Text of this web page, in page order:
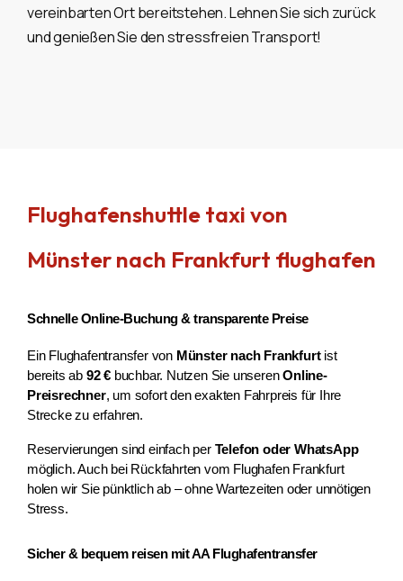
vereinbarten Ort bereitstehen. Lehnen Sie sich zurück
und genießen Sie den stressfreien Transport!
Flughafenshuttle taxi von
Münster nach Frankfurt flughafen
Schnelle Online-Buchung & transparente Preise
Ein Flughafentransfer von Münster nach Frankfurt ist
bereits ab 92 € buchbar. Nutzen Sie unseren Online-
Preisrechner, um sofort den exakten Fahrpreis für Ihre
Strecke zu erfahren.
Reservierungen sind einfach per Telefon oder WhatsApp
möglich. Auch bei Rückfahrten vom Flughafen Frankfurt
holen wir Sie pünktlich ab – ohne Wartezeiten oder unnötigen
Stress.
Sicher & bequem reisen mit AA Flughafentransfer